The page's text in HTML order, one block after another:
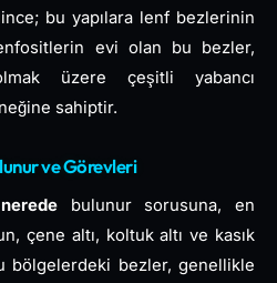
bu yapılara lenf bezlerinin
evi olan bu bezler,
üzere çeşitli yabancı
sahiptir.
ve Görevleri
bulunur sorusuna, en
çene altı, koltuk altı ve kasık
bölgelerdeki bezler, genellikle